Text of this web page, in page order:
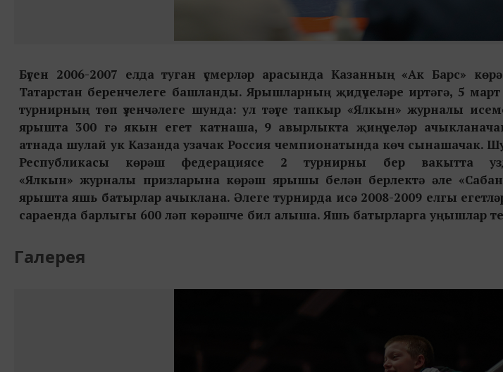
Бүген 2006-2007 елда туган үсмерләр арасында Казанның «Ак Барс»
Татарстан беренчелеге башланды. Ярышларның җидүчеләре иртәгә, 5
турнирның төп үзенчәлеге шунда: ул тәүге тапкыр «Ялкын» журналы
ярышта 300 гә якын егет катнаша, 9 авырлыкта җиңүчеләр
атнада шулай ук Казанда узачак Россия чемпионатында көч сынашачак.
Республикасы көрәш федерациясе 2 турнирны бер вакытта
«Ялкын» журналы призларына көрәш ярышы белән берлектә әле
ярышта яшь батырлар ачыклана. Әлеге турнирда исә 2008-2009 елгы
сараенда барлыгы 600 ләп көрәшче бил алыша. Яшь батырларга уңышлар
Галерея